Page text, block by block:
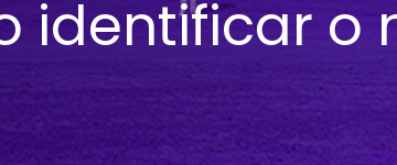
identificar